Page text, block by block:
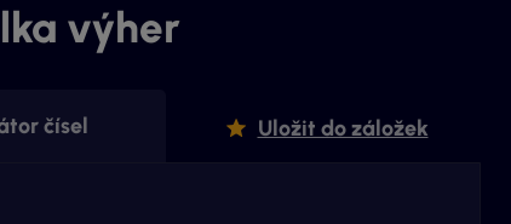
výher
čísel Uložit do záložek